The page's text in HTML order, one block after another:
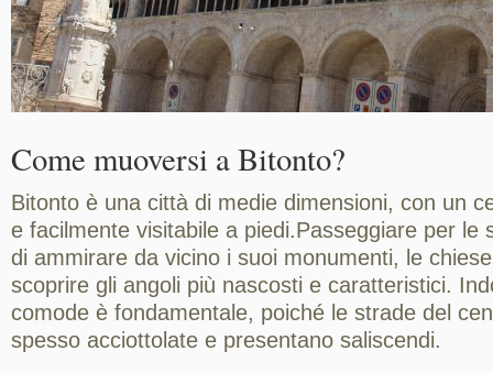
Come muoversi a Bitonto?
Bitonto è una città di medie dimensioni, con un
e facilmente visitabile a piedi.Passeggiare per le
di ammirare da vicino i suoi monumenti, le
scoprire gli angoli più nascosti e caratteristici.
comode è fondamentale, poiché le strade del
spesso acciottolate e presentano saliscendi.